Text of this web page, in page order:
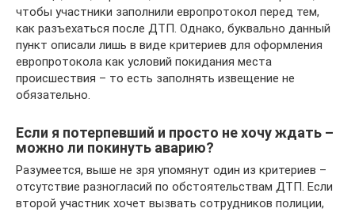
чтобы участники заполнили европротокол перед тем,
как разъехаться после ДТП. Однако, буквально данный
пункт описали лишь в виде критериев для оформления
европротокола как условий покидания места
происшествия – то есть заполнять извещение не
обязательно.
Если я потерпевший и просто не хочу ждать –
можно ли покинуть аварию?
Разумеется, выше не зря упомянут один из критериев –
отсутствие разногласий по обстоятельствам ДТП. Если
второй участник хочет вызвать сотрудников полиции,